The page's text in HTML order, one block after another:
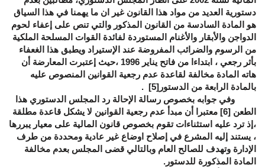
دستورية العديد من مواد هذا القانون غير ان ما يهمنا في هذا السياق
هو المادة السادسة من القانون المذكور والتي تنص على إعفاء لحوم
الدواجن والأبقار والأغنام المستوردة لفائدة القوات المسلحة الملكية
من الرسوم والضرائب المفروضة عند الإستيراد ويطبق هذا الغعفاء
بأثر رجعي ، ابتداءا من فاتح يناير 1996 ،حيث إعتبرت المعارضة أن
هاته المادة مخالفة لقاعدة عدم رجعية القوانين المنصوص عليه
بالمادة الرابعة من الدستور [5]
.
وفي جوابه بخصوص رسالة الإحالة رد المجلس الدستوري هذا
الطعن [6] معتبرا أن مبدأ عدم رجعية القوانين لا يشكل قاعدة مطلقة
،إذ ترد عليه استثناءات تقوم بخصوص قانون المالية على معيار يبررها
، يستند إليه المشرع في إصلاح اوضاع غير عادية ومحددة من طرف
الإدارة وتهدف للصالح العام وبالتالي قضى المجلس بعدم مخالفة
المادة المذكورة للدستور.